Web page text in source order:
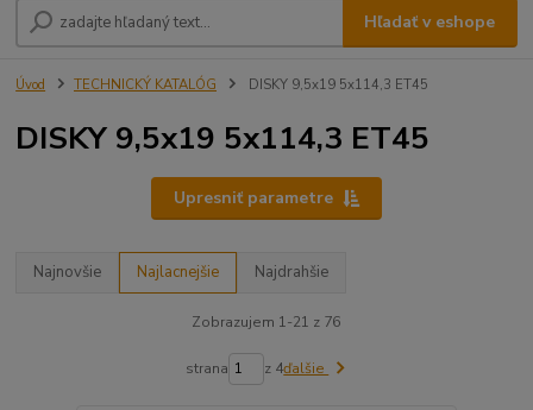
Hľadať v eshope
Úvod TECHNICKÝ KATALÓG DISKY 9,5x19 5x114,3 ET45
DISKY 9,5x19 5x114,3 ET45
Upresniť parametre
Najnovšie Najlacnejšie Najdrahšie
Zobrazujem 1-21 z 76
strana z 4ďalšie